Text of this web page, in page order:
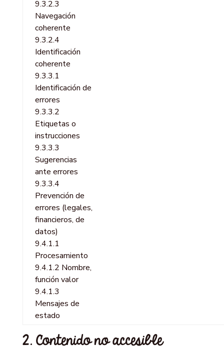
9.3.2.3
Navegación
coherente
9.3.2.4
Identificación
coherente
9.3.3.1
Identificación de
errores
9.3.3.2
Etiquetas o
instrucciones
9.3.3.3
Sugerencias
ante errores
9.3.3.4
Prevención de
errores (legales,
financieros, de
datos)
9.4.1.1
Procesamiento
9.4.1.2 Nombre,
función valor
9.4.1.3
Mensajes de
estado
2. Contenido no accesible